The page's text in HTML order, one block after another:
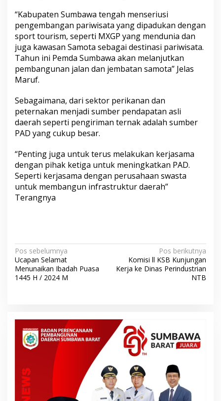
“Kabupaten Sumbawa tengah menseriusi
pengembangan pariwisata yang dipadukan dengan
sport tourism, seperti MXGP yang mendunia dan
juga kawasan Samota sebagai destinasi pariwisata.
Tahun ini Pemda Sumbawa akan melanjutkan
pembangunan jalan dan jembatan samota” Jelas
Maruf.
Sebagaimana, dari sektor perikanan dan
peternakan menjadi sumber pendapatan asli
daerah seperti pengiriman ternak adalah sumber
PAD yang cukup besar.
“Penting juga untuk terus melakukan kerjasama
dengan pihak ketiga untuk meningkatkan PAD.
Seperti kerjasama dengan perusahaan swasta
untuk membangun infrastruktur daerah”
Terangnya
N
a
v
a
o
Pos sebelumnya
Ucapan Selamat
Menunaikan Ibadah Puasa
1445 H / 2024 M
Pos berikutnya
Komisi ll KSB Kunjungan
Kerja ke Dinas Perindustrian
NTB